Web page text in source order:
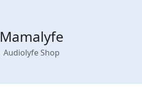
Mamalyfe
Audiolyfe Shop